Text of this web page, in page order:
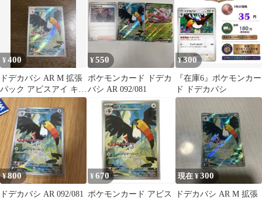
¥400
ドデカバシ AR M 拡張
パック アビスアイ キラ
092/081
¥550
ポケモンカード ドデカ
バシ AR 092/081
¥300
『在庫6』ポケモンカー
ド ドデカバシ
¥800
ドデカバシ AR 092/081
¥ 670
ポケモンカード アビス
現在 ¥300
ドデカバシ AR M 拡張